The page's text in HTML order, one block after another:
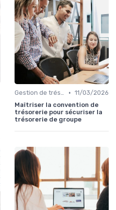
Gestion de trésorerie • 11/03/2026
Maîtriser la convention de
trésorerie pour sécuriser la
trésorerie de groupe